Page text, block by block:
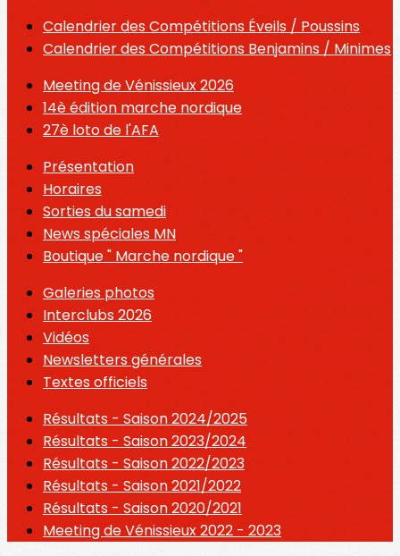
Calendrier des Compétitions Éveils / Poussins
Calendrier des Compétitions Benjamins / Minimes
Meeting de Vénissieux 2026
14è édition marche nordique
27è loto de l'AFA
Présentation
Horaires
Sorties du samedi
News spéciales MN
Boutique " Marche nordique "
Galeries photos
Interclubs 2026
Vidéos
Newsletters générales
Textes officiels
Résultats - Saison 2024/2025
Résultats - Saison 2023/2024
Résultats - Saison 2022/2023
Résultats - Saison 2021/2022
Résultats - Saison 2020/2021
Meeting de Vénissieux 2022 - 2023